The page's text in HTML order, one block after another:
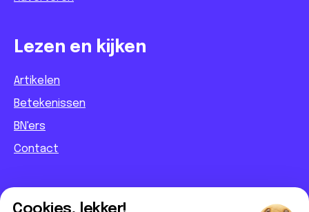
Lezen en kijken
Artikelen
Betekenissen
BN'ers
Contact
Informatief